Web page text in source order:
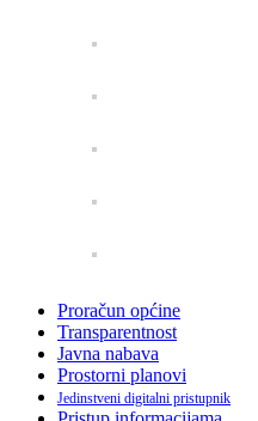
Proračun općine
Transparentnost
Javna nabava
Prostorni planovi
Jedinstveni digitalni pristupnik